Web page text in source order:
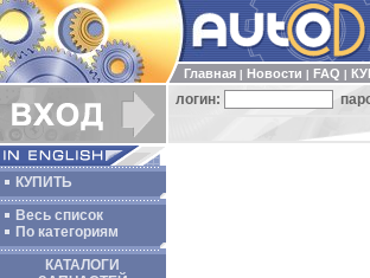
Главная Новости FAQ
логин:
КУПИТЬ
Весь список
По категориям
КАТАЛОГИ